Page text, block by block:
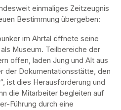
einmaliges Zeitzeugnis
Bestimmung übergeben:
im Ahrtal öffnete seine
Museum. Teilbereiche der
offen, laden Jung und Alt aus
der Dokumentationsstätte, den
ist dies Herausforderung und
die Mitarbeiter begleiten auf
Führung durch eine